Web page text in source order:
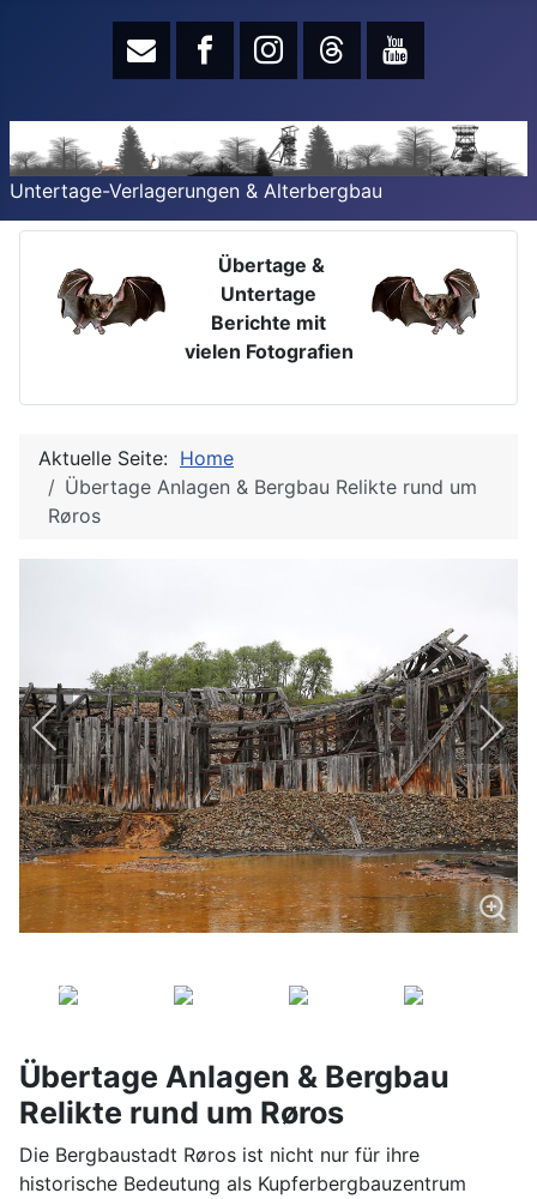
Untertage-Verlagerungen & Alterbergbau
Übertage &
Untertage
Berichte mit
vielen Fotografien
Aktuelle Seite: Home
Übertage Anlagen & Bergbau Relikte rund um
Røros
Übertage Anlagen & Bergbau
Relikte rund um Røros
Die Bergbaustadt Røros ist nicht nur für ihre
historische Bedeutung als Kupferbergbauzentrum